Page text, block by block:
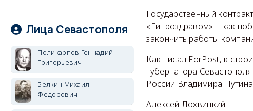
Государственный
«Гипроздравом» – как
закончить работы
Как писал ForPost, к
губернатора
России Владимира
Алексей Лохвицкий
Лица Севастополя
Поликарпов Геннадий
Григорьевич
Белкин Михаил
Федорович